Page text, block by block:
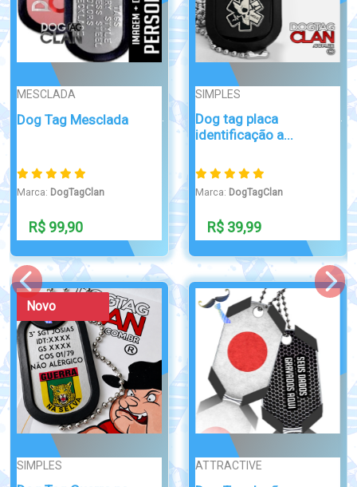
Broche/Crachá
Boton Broche
Marca: DogTagClan
R$ 49,00
MOEDAS
Moeda militar da
intendencia
Marca: DogTagClan
R$ 299,00
DOMINÓ PIN / BROCHE